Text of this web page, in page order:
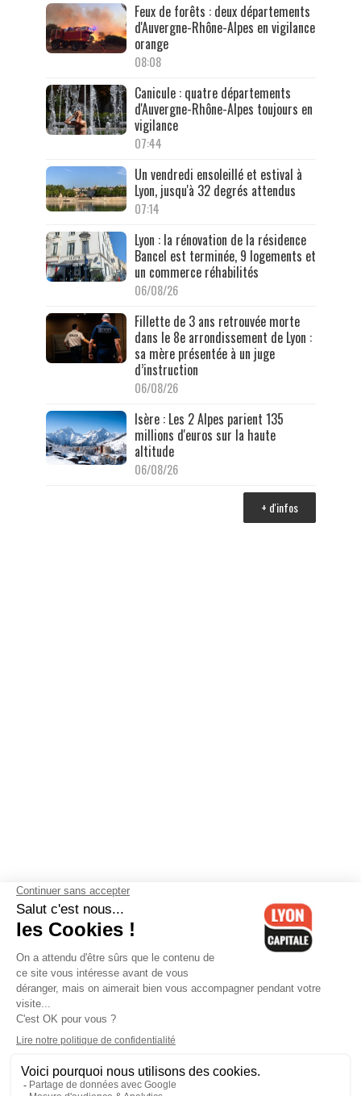
Feux de forêts : deux départements
d'Auvergne-Rhône-Alpes en vigilance
orange
08:08
Canicule : quatre départements
d'Auvergne-Rhône-Alpes toujours en
vigilance
07:44
Un vendredi ensoleillé et estival à
Lyon, jusqu'à 32 degrés attendus
07:14
Lyon : la rénovation de la résidence
Bancel est terminée, 9 logements et
un commerce réhabilités
06/08/26
Fillette de 3 ans retrouvée morte
dans le 8e arrondissement de Lyon :
sa mère présentée à un juge
d’instruction
06/08/26
Isère : Les 2 Alpes parient 135
millions d'euros sur la haute
altitude
06/08/26
+ d'infos
Contactez-nous-Mentions légales-CGV-Politique de